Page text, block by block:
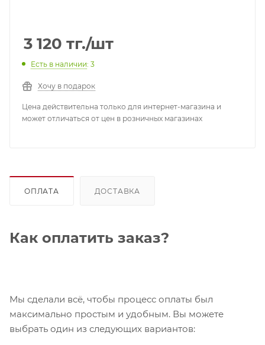
3 120 тг./шт
Есть в наличии: 3
Хочу в подарок
Цена действительна только для интернет-магазина и
может отличаться от цен в розничных магазинах
ОПЛАТА ДОСТАВКА
Как оплатить заказ?
Мы сделали всё, чтобы процесс оплаты был
максимально простым и удобным. Вы можете
выбрать один из следующих вариантов: